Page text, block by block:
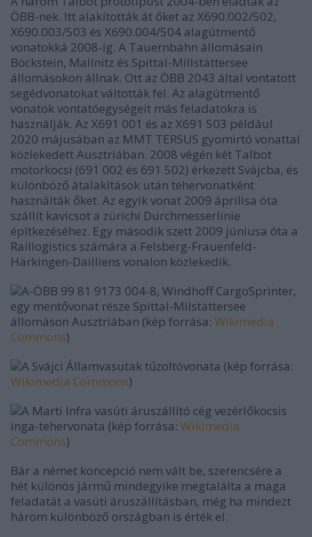
ÖBB-nek. Itt alakították át őket az X690.002/502,
X690.003/503 és X690.004/504 alagútmentő
vonatokká 2008-ig. A Tauernbahn állomásain
Böckstein, Mallnitz és Spittal-Millstättersee
állomásokon állnak. Ott az ÖBB 2043 által vontatott
segédvonatokat váltották fel. Az alagútmentő
vonatok vontatóegységeit más feladatokra is
használják. Az X691 001 és az X691 503 például
2020 májusában az MMT TERSUS gyomirtó vonattal
közlekedett Ausztriában. 2008 végén két Talbot
motorkocsi (691 002 és 691 502) érkezett Svájcba, és
különböző átalakítások után tehervonatként
használták őket. Az egyik vonat 2009 áprilisa óta
szállít kavicsot a zürichi Durchmesserlinie
építkezéséhez. Egy második szett 2009 júniusa óta a
Raillogistics számára a Felsberg-Frauenfeld-
Härkingen-Dailliens vonalon közlekedik.
A-ÖBB 99 81 9173 004-8, Windhoff CargoSprinter,
egy mentővonat része Spittal-Milstättersee
állomáson Ausztriában (kép forrása: Wikimedia
Commons)
A Svájci Államvasutak tűzoltóvonata (kép forrása:
Wikimedia Commons)
A Marti Infra vasúti áruszállító cég vezérlőkocsis
inga-tehervonata (kép forrása: Wikimedia
Commons)
Bár a német koncepció nem vált be, szerencsére a
hét különös jármű mindegyike megtalálta a maga
feladatát a vasúti áruszállításban, még ha mindezt
három különböző országban is érték el.